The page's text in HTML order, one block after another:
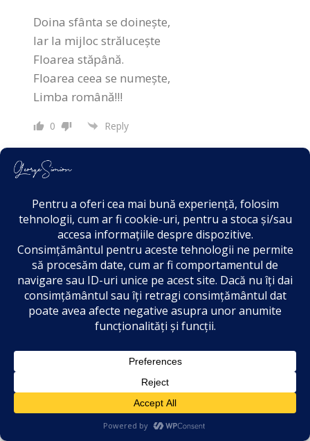
Doina sfânta se doineşte,
Iar la mijloc străluceşte
Floarea stăpână.
Floarea ceea se numeşte,
Limba română!!!
0 Reply
Andreea Sava
Români, suntem uniţi prin trecut, prezent şi
viitor!
0 Reply
Jovmir Iulian
2 years ago
Da, îmi aduc aminte in detaliu aceasta zi!
Aveam doar 10 ani…
0 Reply
47